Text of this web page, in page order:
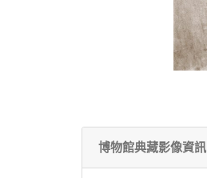
博物館典藏影像資訊